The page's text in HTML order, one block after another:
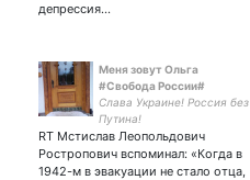
депрессия…
Меня зовут Ольга
#Свобода России#
Слава Украине! Россия без
Путина!
RT Мстислав Леопольдович
Ростропович вспоминал: «Когда в
1942-м в эвакуации не стало отца,